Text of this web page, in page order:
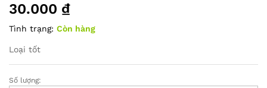
30.000 ₫
Tình trạng: Còn hàng
Loại tốt
Cáp
Số lượng: